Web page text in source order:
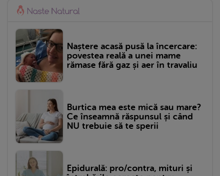
Naștere acasă pusă la încercare:
povestea reală a unei mame
rămase fără gaz și aer în travaliu
Burtica mea este mică sau mare?
Ce înseamnă răspunsul și când
NU trebuie să te sperii
Epidurală: pro/contra, mituri și